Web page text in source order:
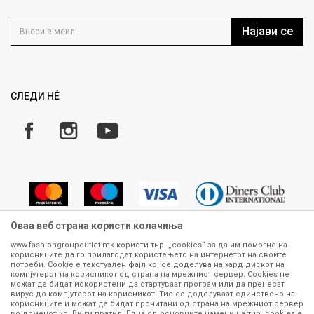
Кариера
Како да купите
Замена и рефундација на производи
Плаќање
Најави се
СЛЕДИ НÉ
Сите информации околу производите кои се изложени на нашата
онлајн продавница се стремиме да бидат конкретни, точни и прецизни,
меѓутоа не можеме да гарантираме дека се без ниту една грешка или
пак дека сите производи во моментот се достапни на залиха.
Фотографиите се најверодостојниот приказ на производот. Доколку
Оваа веб страна користи колачиња
www.fashiongroupoutlet.mk користи тнр. „cookies“ за да им помогне на
корисниците да го прилагодат користењето на интернетот на своите
потреби. Cookie е текстуален фајл кој се доделува на хард дискот на
компјутерот на корисникот од страна на мрежниот сервер. Cookies не
можат да бидат искористени да стартуваат програм или да пренесат
вирус до компјутерот на корисникот. Тие се доделуваат единствено на
корисниците и можат да бидат прочитани од страна на мрежниот сервер